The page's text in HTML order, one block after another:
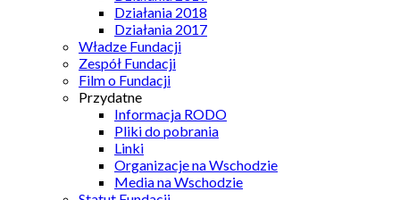
Działania 2018
Działania 2017
Władze Fundacji
Zespół Fundacji
Film o Fundacji
Przydatne
Informacja RODO
Pliki do pobrania
Linki
Organizacje na Wschodzie
Media na Wschodzie